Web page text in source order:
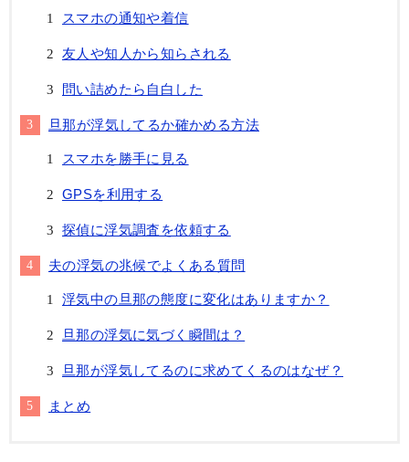
スマホの通知や着信
友人や知人から知らされる
問い詰めたら自白した
旦那が浮気してるか確かめる方法
スマホを勝手に見る
GPSを利用する
探偵に浮気調査を依頼する
夫の浮気の兆候でよくある質問
浮気中の旦那の態度に変化はありますか？
旦那の浮気に気づく瞬間は？
旦那が浮気してるのに求めてくるのはなぜ？
まとめ